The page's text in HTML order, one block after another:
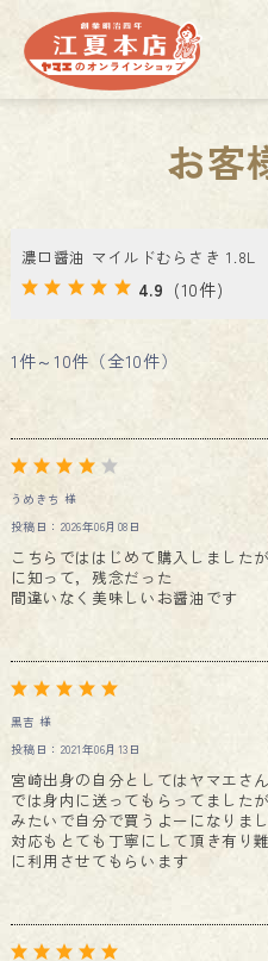
お客
濃口醤油 マイルドむらさき 1.8L
4.9 (10件)
1件～10件（全10件）
うめきち 様
投稿日：2026年06月08日
こちらでははじめて購入しました
に知って，残念だった
間違いなく美味しいお醤油です
黒吉 様
投稿日：2021年06月13日
宮崎出身の自分としてはヤマエさ
では身内に送ってもらってました
みたいで自分で買うよーになりまし
対応もとても丁寧にして頂き有り
に利用させてもらいます